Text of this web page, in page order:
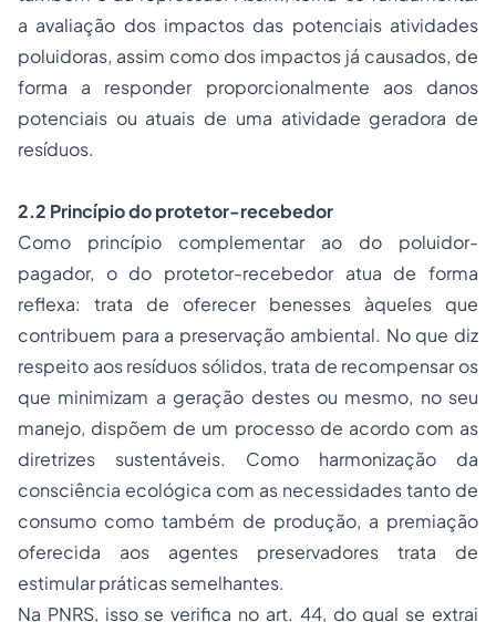
a avaliação dos impactos das potenciais atividades
poluidoras, assim como dos impactos já causados, de
forma a responder proporcionalmente aos danos
potenciais ou atuais de uma atividade geradora de
resíduos.
2.2 Princípio do protetor-recebedor
Como princípio complementar ao do poluidor-
pagador, o do protetor-recebedor atua de forma
reflexa: trata de oferecer benesses àqueles que
contribuem para a preservação ambiental. No que diz
respeito aos resíduos sólidos, trata de recompensar os
que minimizam a geração destes ou mesmo, no seu
manejo, dispõem de um processo de acordo com as
diretrizes sustentáveis. Como harmonização da
consciência ecológica com as necessidades tanto de
consumo como também de produção, a premiação
oferecida aos agentes preservadores trata de
estimular práticas semelhantes.
Na PNRS, isso se verifica no art. 44, do qual se extrai